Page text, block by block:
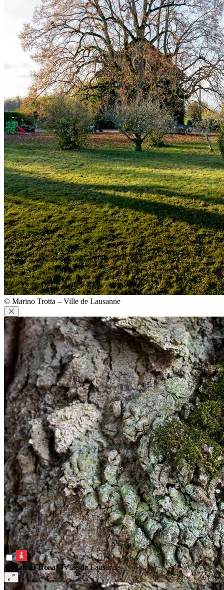
© Marino Trotta – Ville de Lausanne
© Marino Trotta – Ville de Lausanne